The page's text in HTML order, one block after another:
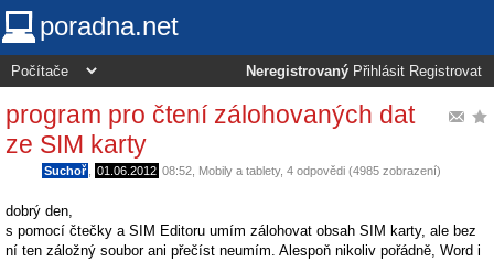
poradna.net
Neregistrovaný Přihlásit Registrovat
program pro čtení zálohovaných dat
ze SIM karty
Suchoř 01.06.2012 08:52 Mobily a tablety, 4 odpovědi (4985 zobrazení)
dobrý den,
s pomocí čtečky a SIM Editoru umím zálohovat obsah SIM karty, ale bez
ní ten záložný soubor ani přečíst neumím. Alespoň nikoliv pořádně, Word i